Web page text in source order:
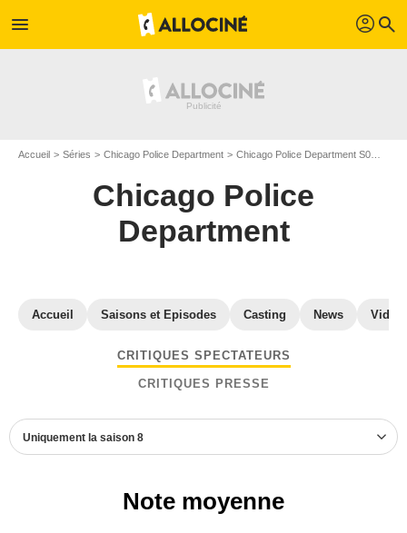
menu profil search
Accueil Séries Chicago Police Department Chicago Police Department S0
Chicago Police
Department
Accueil Saisons et Episodes Casting News
CRITIQUES SPECTATEURS
CRITIQUES PRESSE
Uniquement la saison 8
Note moyenne